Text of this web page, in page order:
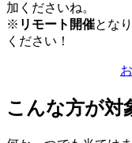
加くださいね。
※ リモート開催とな
ください！
こんな方が対